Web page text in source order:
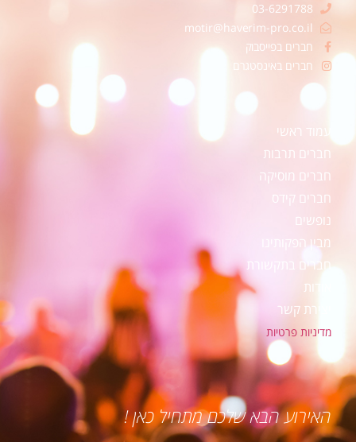
03-6291788
motir@haverim-pro.co.il
חברים בפייסבוק
חברים באינסטגרם
עמוד ראשי
חברים תרבות
חברים מוסיקה
חברים קידס
נופשים
מבין הפקותינו
חברים בתקשורת
אודות
יצירת קשר
מדיניות פרטיות
האירוע הבא שלכם מתחיל כאן !